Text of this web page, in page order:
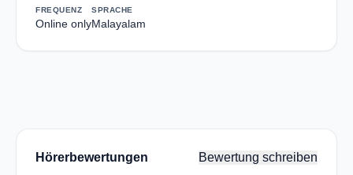
FREQUENZ
Online only
SPRACHE
Malayalam
Hörerbewertungen Bewertung schreiben